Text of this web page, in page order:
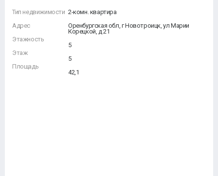
Тип недвижимости
Адрес
Этажность
Этаж
Площадь
2-комн. квартира
Оренбургская обл, г Новотроицк, ул Марии
Корецкой, д 21
5
5
42,1